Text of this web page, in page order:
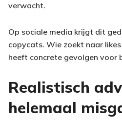
verwacht.
Op sociale media krijgt dit
copycats. Wie zoekt naar
heeft concrete gevolgen voor
Realistisch
helemaal